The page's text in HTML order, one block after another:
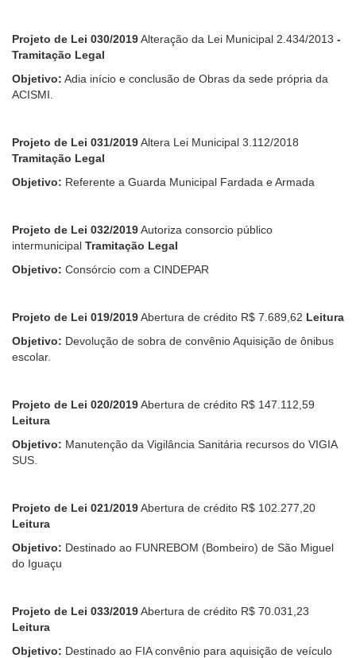
Projeto de Lei 030/2019Alteração da Lei Municipal 2.434/2013 -
Tramitação Legal
Objetivo: Adia início e conclusão de Obras da sede própria da
ACISMI.
Projeto de Lei 031/2019Altera Lei Municipal 3.112/2018
Tramitação Legal
Objetivo: Referente a Guarda Municipal Fardada e Armada
Projeto de Lei 032/2019Autoriza consorcio público
intermunicipal Tramitação Legal
Objetivo: Consórcio com a CINDEPAR
Projeto de Lei 019/2019Abertura de crédito R$ 7.689,62 Leitura
Objetivo: Devolução de sobra de convênio Aquisição de ônibus
escolar.
Projeto de Lei 020/2019Abertura de crédito R$ 147.112,59
Leitura
Objetivo: Manutenção da Vigilância Sanitária recursos do VIGIA
SUS.
Projeto de Lei 021/2019Abertura de crédito R$ 102.277,20
Leitura
Objetivo: Destinado ao FUNREBOM (Bombeiro) de São Miguel
do Iguaçu
Projeto de Lei 033/2019Abertura de crédito R$ 70.031,23
Leitura
Objetivo: Destinado ao FIA convênio para aquisição de veículo